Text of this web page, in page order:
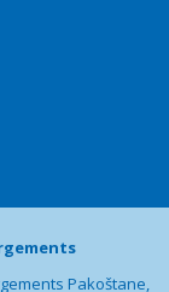
Pakoštane,